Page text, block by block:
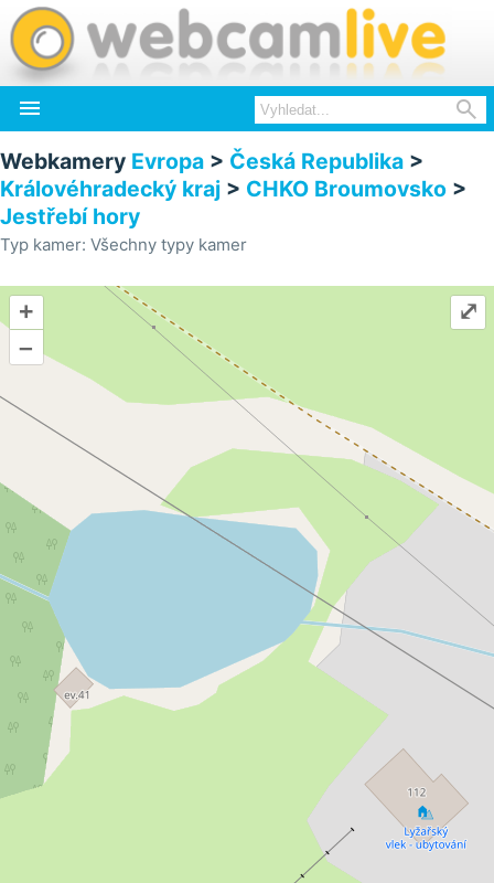
 
Webkamery Evropa > Česká Republika >
Královéhradecký kraj > CHKO Broumovsko >
Jestřebí hory
Typ kamer: Všechny typy kamer
+
–
⤢